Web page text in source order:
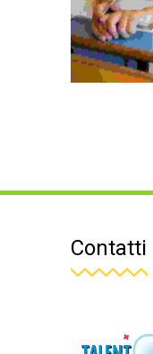
Contatti